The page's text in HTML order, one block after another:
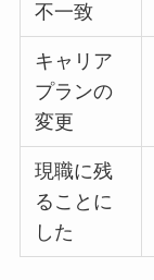
不一致
キャリア
プランの
変更
現職に残
ることに
した